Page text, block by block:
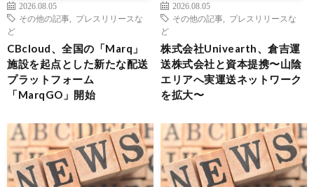
2026.08.05
その他の記事
プレスリリースな
ど
CBcloud、全国の「Marq」
施設を起点とした新たな配送
プラットフォーム
「MarqGO」開始
2026.08.05
その他の記事
プレスリリースな
ど
株式会社Univearth、倉吉運
送株式会社と資本提携〜山陰
エリアへ実運送ネットワーク
を拡大〜